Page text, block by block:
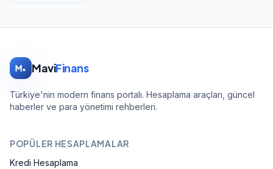
MaviFinans
Türkiye'nin modern finans portalı. Hesaplama araçları, güncel
haberler ve para yönetimi rehberleri.
POPÜLER HESAPLAMALAR
Kredi Hesaplama